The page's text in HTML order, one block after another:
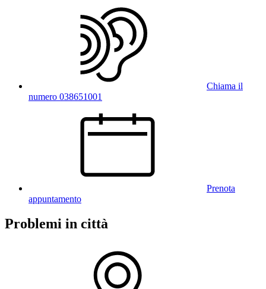
Chiama il
numero 038651001
Prenota
appuntamento
Problemi in città